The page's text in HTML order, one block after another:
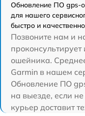
Обновление ПО gps-
для нашего
быстро и
Позвоните нам и
проконсультирует
ошейника.
Garmin в нашем
Обновление ПО
на выезде, если
курьер доставит